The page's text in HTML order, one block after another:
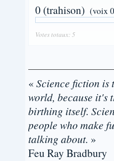
0 (trahison) (voix
Votes totaux: 5
« Science fiction is
world, because it's
birthing itself.
people who make
talking about. »
Feu Ray Bradbury